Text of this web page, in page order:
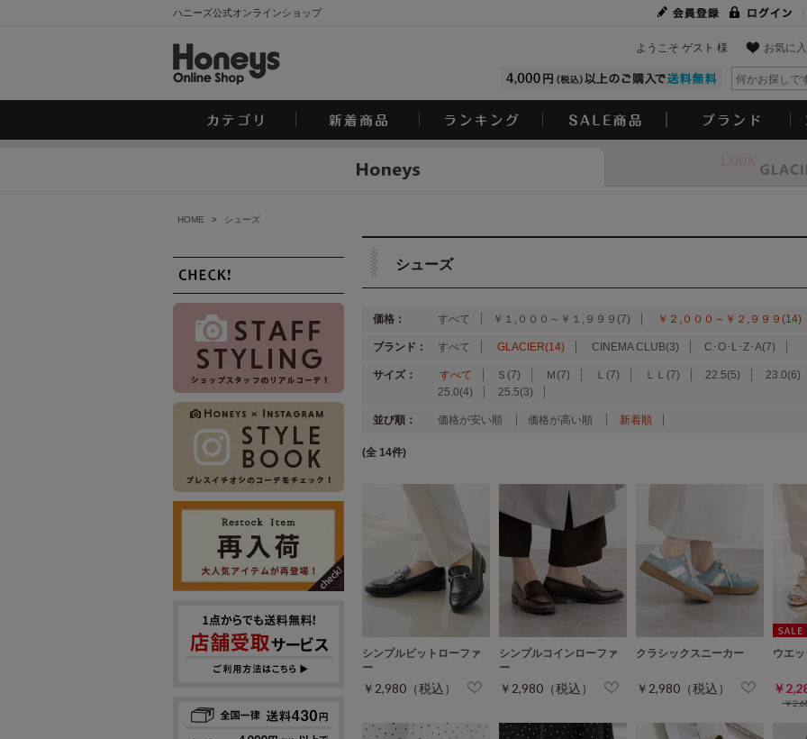
ハニーズ公式オンラインショップ
お気に入
ようこそ ゲスト 様
HOME > シューズ
シューズ
価格： すべて ￥１,０００～￥１,９９９(7) ￥２,０００～￥２,９９９(14)
ブランド： すべて GLACIER(14) CINEMA CLUB(3) C･O･L･Z･A(7)
サイズ： すべて Ｓ(7) Ｍ(7) Ｌ(7) ＬＬ(7) 22.5(5) 23.0(6)
25.0(4)
25.5(3)
並び順： 価格が安い順 価格が高い順 新着順
(全 14件)
シンプルビットローファ
ー
￥2,980（税込）
シンプルコインローファ
ー
￥2,980（税込）
クラシックスニーカー
￥2,980（税込）
ウエ
￥
￥